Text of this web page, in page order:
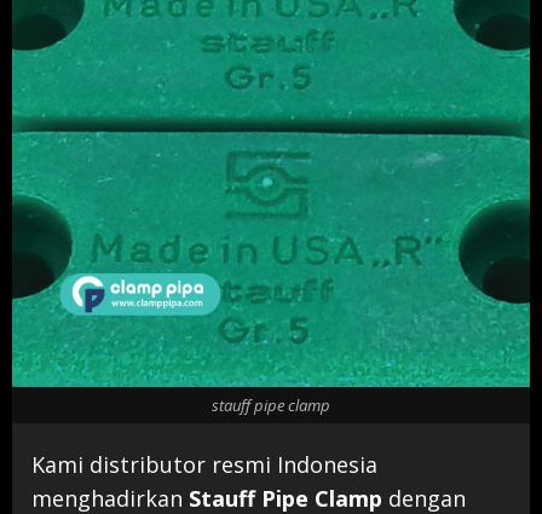
stauff pipe clamp
Kami distributor resmi Indonesia
menghadirkan Stauff Pipe Clamp dengan